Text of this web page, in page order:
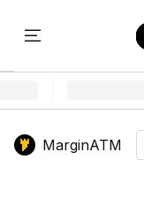
HomeMarginATM